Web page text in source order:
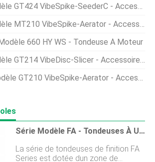
VibeSpike-SeederC - Accessoires Pour Tondeuses Vertes
VibeSpike-Aerator - Accessoires De Tracteur
660 HY WS - Tondeuse À Moteur
VibeDisc-Slicer - Accessoires De Tondeuse Verts
VibeSpike-Aerator - Accessoires De Tondeuse Verte
Série Modèle FA - Tondeuses À Un Étage
La série de tondeuses de finition FA
Series est dotée dun zone de